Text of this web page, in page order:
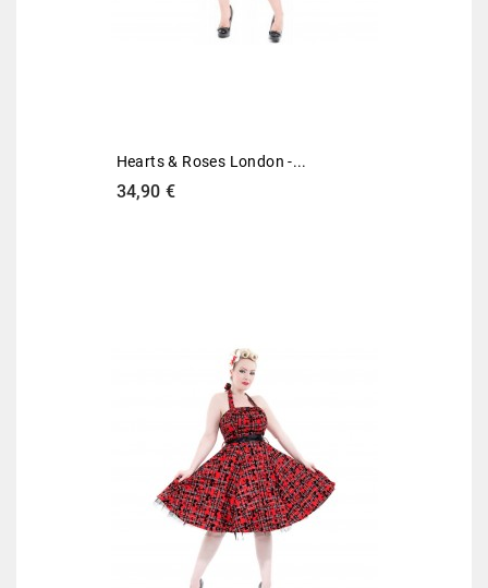
Hearts & Roses London -...
Preis
34,90 €